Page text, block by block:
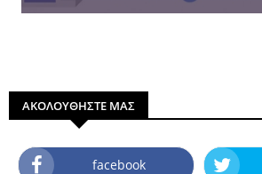
ΑΚΟΛΟΥΘΗΣΤΕ ΜΑΣ
facebook